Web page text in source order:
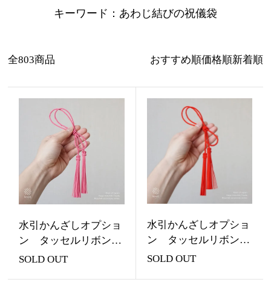
キーワード：あわじ結びの祝儀袋
全803商品 おすすめ順価格順新着順
水引かんざしオプショ
ン タッセルリボン大
（単品） ピンク
SOLD OUT
水引かんざしオプショ
ン タッセルリボン大
（単品） レッド
SOLD OUT